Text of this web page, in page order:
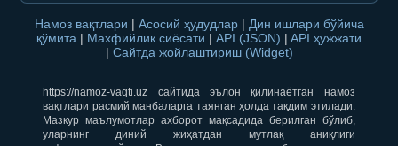
Намоз вақтлари | Асосий ҳудудлар | Дин ишлари бўйича
қўмита | Махфийлик сиёсати | API (JSON) | API ҳужжати
| Сайтда жойлаштириш (Widget)
https://namoz-vaqti.uz сайтида эълон қилинаётган намоз
вақтлари расмий манбаларга таянган ҳолда тақдим этилади.
Мазкур маълумотлар ахборот мақсадида берилган бўлиб,
уларнинг диний жиҳатдан мутлақ аниқлиги